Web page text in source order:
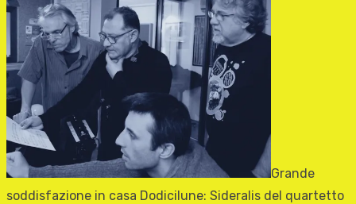
Grande
soddisfazione in casa Dodicilune: Sideralis del quartetto